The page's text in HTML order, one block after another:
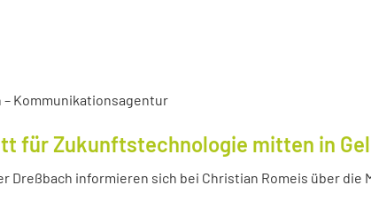
– Kommunikationsagentur
für Zukunftstechnologie mitten in
Dreßbach informieren sich bei Christian Romeis über die